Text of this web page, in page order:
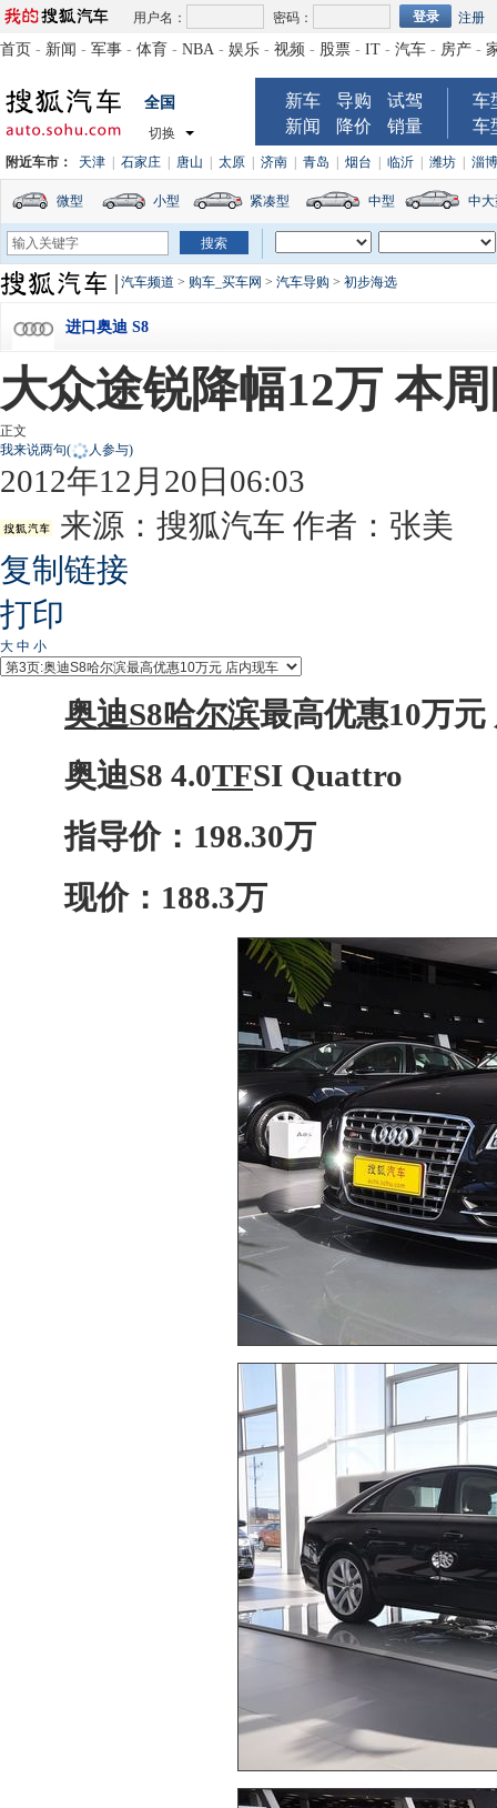
用户名： 密码： 注册
首页 - 新闻 - 军事 - 体育 - NBA - 娱乐 - 视频 - 股票 - IT - 汽车 - 房产 -
全国
切换
新车 导购
试驾
新闻
降价 销量
车
车
附近车市： 天津 石家庄 唐山 太原 济南 青岛 烟台 临沂 潍坊 淄博
微型 小型 紧凑型 中型 中
汽车频道 > 购车_买车网 > 汽车导购 > 初步海选
进口奥迪 S8
大众途锐降幅12万 本
正文
我来说两句( 人参与)
2012年12月20日06:03
来源： 搜狐汽车 作者：张美
复制链接
打印
大 中 小
奥迪S8哈尔滨最高优惠10万元
奥迪S8 4.0TFSI Quattro
指导价：198.30万
现价：188.3万